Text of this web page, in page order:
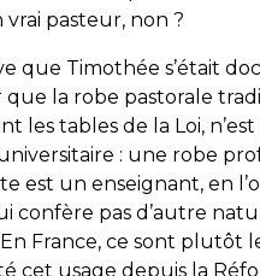
pasteur, non ?
que Timothée s’était
la robe pastorale
les tables de la Loi,
: une robe
est un enseignant, en
confère pas d’autre
France, ce sont plutôt
cet usage depuis la